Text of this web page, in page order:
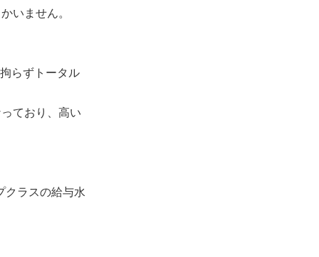
いません。
らずトータル
ており、高い
クラスの給与水